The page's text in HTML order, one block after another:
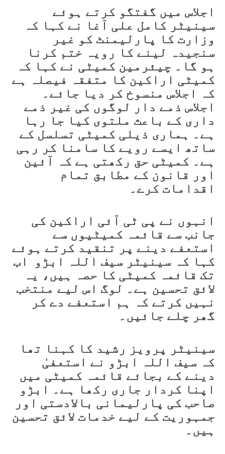
اجلاس میں گفتگو کرتے ہوئے
سینیٹر کامل علی آغا نے کہا کہ
وزارت کا پارلیمنٹ کو غیر
سنجیدہ لینے کا رویہ ختم کرنا
ہو گا۔ چیئرمین کمیٹی نے کہا کہ
کمیٹی اراکین کا متفقہ فیصلہ ہے
کہ اجلاس منسوخ کر دیا جائے۔
اجلاس ذمے دار لوگوں کی غیر ذمے
داری کے باعث ملتوی کیا جا رہا
ہے۔ ہماری ذیلی کمیٹی تسلسل کے
ساتھ ایسے رویے کا سامنا کر رہی
ہے۔ کمیٹی حق رکھتی ہے کہ آئین
اور قانون کے مطابق تمام
اقدامات کرے۔
انہوں نے پی ٹی آئی اراکین کی
جانب سے قائمہ کمیٹیوں سے
استعفے دینے پر تنقید کرتے ہوئے
کہا کہ سینیٹر سیف اللہ ابڑو اب
تک قائمہ کمیٹی کا حصہ ہیں، یہ
لائق تحسین ہے۔ لوگ اس لیے منتخب
نہیں کرتے کہ ہم استعفے دے کر
گھر چلے جائیں۔
سینیٹر پرویز رشید کا کہنا تھا
کہ سیف اللہ ابڑو نے استعفیٰ
دینے کے بجائے قائمہ کمیٹی میں
اپنا کردار جاری رکھا ہے۔ ابڑو
صاحب کی پارلیمانی بالادستی اور
جمہوریت کے لیے خدمات لائق تحسین
ہیں۔